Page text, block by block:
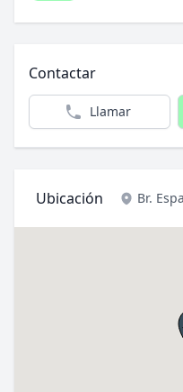
Contactar
Llamar
Ubicación Br.